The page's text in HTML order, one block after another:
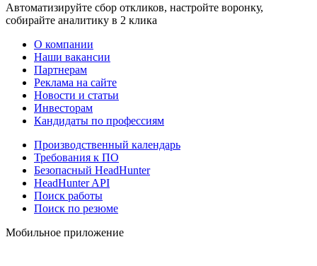
Автоматизируйте сбор откликов, настройте воронку,
собирайте аналитику в 2 клика
О компании
Наши вакансии
Партнерам
Реклама на сайте
Новости и статьи
Инвесторам
Кандидаты по профессиям
Производственный календарь
Требования к ПО
Безопасный HeadHunter
HeadHunter API
Поиск работы
Поиск по резюме
Мобильное приложение